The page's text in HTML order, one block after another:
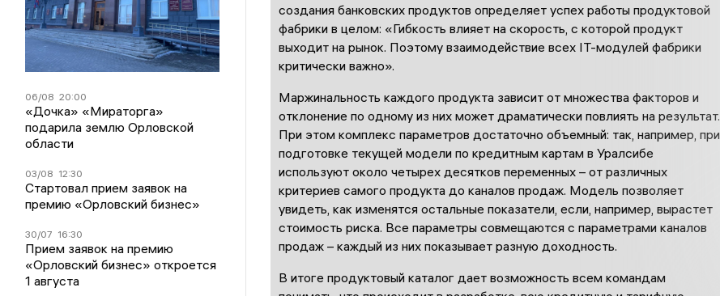
06/08 20:00
«Дочка» «Мираторга»
подарила землю Орловской
области
03/08 12:30
Стартовал прием заявок на
премию «Орловский бизнес»
30/07 16:30
Прием заявок на премию
«Орловский бизнес» откроется
1 августа
создания банковских продуктов определяет успех работы продуктовой
фабрики в целом: «Гибкость влияет на скорость, с которой продукт
выходит на рынок. Поэтому взаимодействие всех IT-модулей фабрики
критически важно».
Маржинальность каждого продукта зависит от множества факторов и
отклонение по одному из них может драматически повлиять на результат.
При этом комплекс параметров достаточно объемный: так, например, при
подготовке текущей модели по кредитным картам в Уралсибе
используют около четырех десятков переменных – от различных
критериев самого продукта до каналов продаж. Модель позволяет
увидеть, как изменятся остальные показатели, если, например, вырастет
стоимость риска. Все параметры совмещаются с параметрами каналов
продаж – каждый из них показывает разную доходность.
В итоге продуктовый каталог дает возможность всем командам